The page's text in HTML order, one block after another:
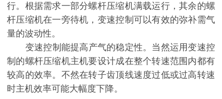
行。根据需求一部分螺杆压缩机满载运行，其余的螺
杆压缩机在一旁待机，变速控制可以有效的弥补需气
量的波动性。
变速控制能提高产气的稳定性。当然运用变速控
制的螺杆压缩机主机要设计成在整个转速范围内都有
较高的效率。不然在转子齿顶线速度过低或过高转速
时主机效率可能大幅度下降。